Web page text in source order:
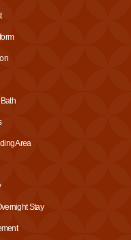
Area
Stay